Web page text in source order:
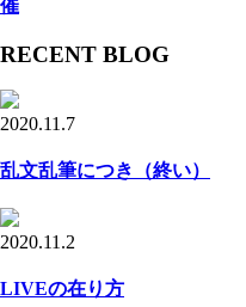
催
RECENT BLOG
2020.11.7
乱文乱筆につき（終い）
2020.11.2
LIVEの在り方